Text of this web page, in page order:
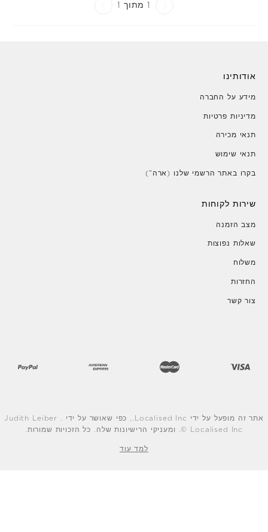
1 מתוך 1
אודותינו
מידע על החברה
מדיניות פרטיות
תנאי מכירה
תנאי שימוש
בקרו באתר הרשמי שלנו (ארה")
שירות לקוחות
מצב הזמנה
שאלות נפוצות
משלוח
החזרות
צור קשר
אתר זה מופעל על ידי Localised Inc., כפי שאושר על ידי Judith Leiber .
© Localised Inc. ומעניקי הרישיונות שלה. כל הזכויות שמורות.
למד עוד